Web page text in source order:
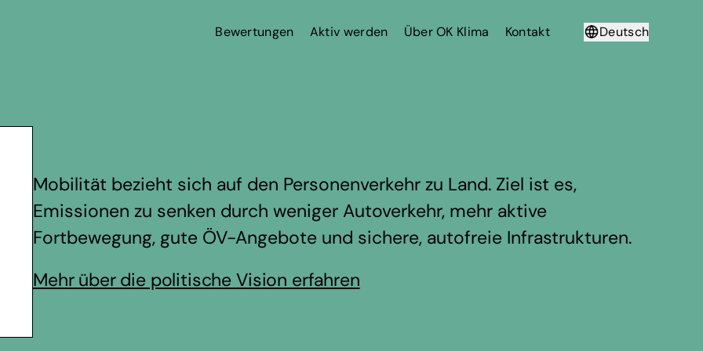
Bewertungen Aktiv werden Über OK Klima Kontakt
Deutsch
Mobilität bezieht sich auf den Personenverkehr zu Land. Ziel ist es,
Emissionen zu senken durch weniger Autoverkehr, mehr aktive
Fortbewegung, gute ÖV-Angebote und sichere, autofreie Infrastrukturen.
Mehr über die politische Vision erfahren